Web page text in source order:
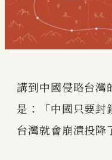
講到中國侵略台灣
是：「中國只要封
台灣就會崩潰投降